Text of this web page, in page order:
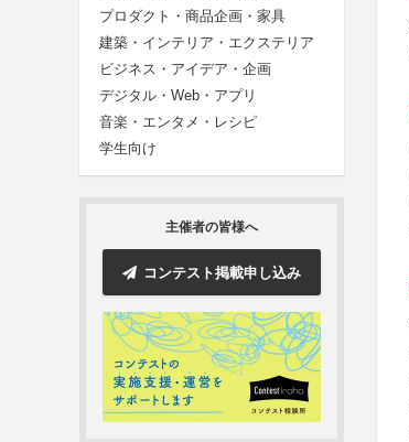
プロダクト・商品企画・家具
建築・インテリア・エクステリア
ビジネス・アイデア・企画
デジタル・Web・アプリ
音楽・エンタメ・レシピ
学生向け
主催者の皆様へ
コンテスト掲載申し込み